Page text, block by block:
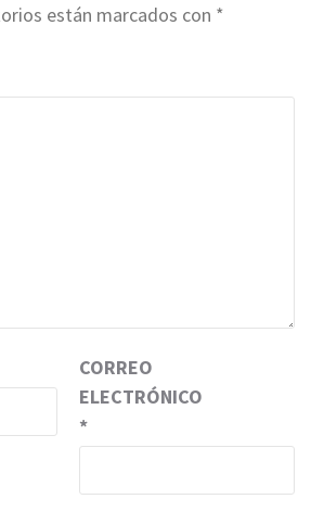
están marcados con *
CORREO
ELECTRÓNICO
*